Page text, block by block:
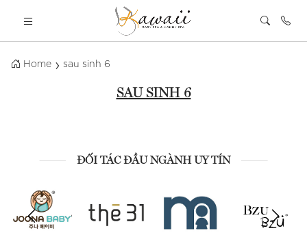
Home sau sinh 6
SAU SINH 6
ĐỐI TÁC ĐẦU NGÀNH UY TÍN